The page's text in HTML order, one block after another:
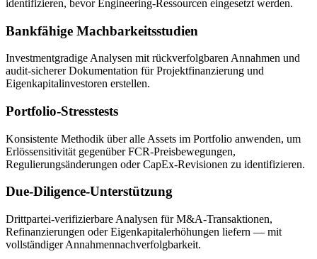
identifizieren, bevor Engineering-Ressourcen eingesetzt werden.
Bankfähige Machbarkeitsstudien
Investmentgradige Analysen mit rückverfolgbaren Annahmen und
audit-sicherer Dokumentation für Projektfinanzierung und
Eigenkapitalinvestoren erstellen.
Portfolio-Stresstests
Konsistente Methodik über alle Assets im Portfolio anwenden, um
Erlössensitivität gegenüber FCR-Preisbewegungen,
Regulierungsänderungen oder CapEx-Revisionen zu identifizieren.
Due-Diligence-Unterstützung
Drittpartei-verifizierbare Analysen für M&A-Transaktionen,
Refinanzierungen oder Eigenkapitalerhöhungen liefern — mit
vollständiger Annahmennachverfolgbarkeit.